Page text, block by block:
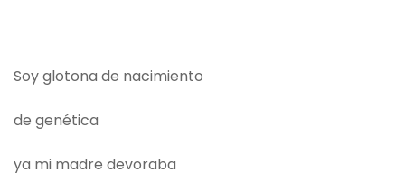
Soy glotona de nacimiento
de genética
ya mi madre devoraba